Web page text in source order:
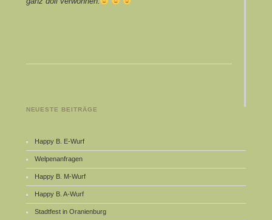
NEUESTE BEITRÄGE
Happy B. E-Wurf
Welpenanfragen
Happy B. M-Wurf
Happy B. A-Wurf
Stadtfest in Oranienburg